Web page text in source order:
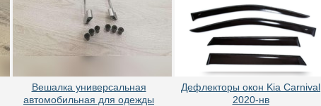
Вешалка универсальная
автомобильная для одежды
Дефлекторы окон Kia Carnival
2020-нв